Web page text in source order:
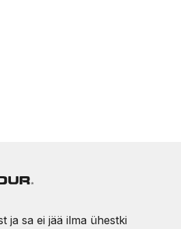
ja sa ei jää ilma ühestki